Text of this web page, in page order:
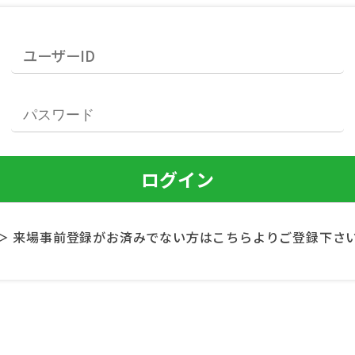
来場事前登録がお済みでない方はこちらよりご登録下さ